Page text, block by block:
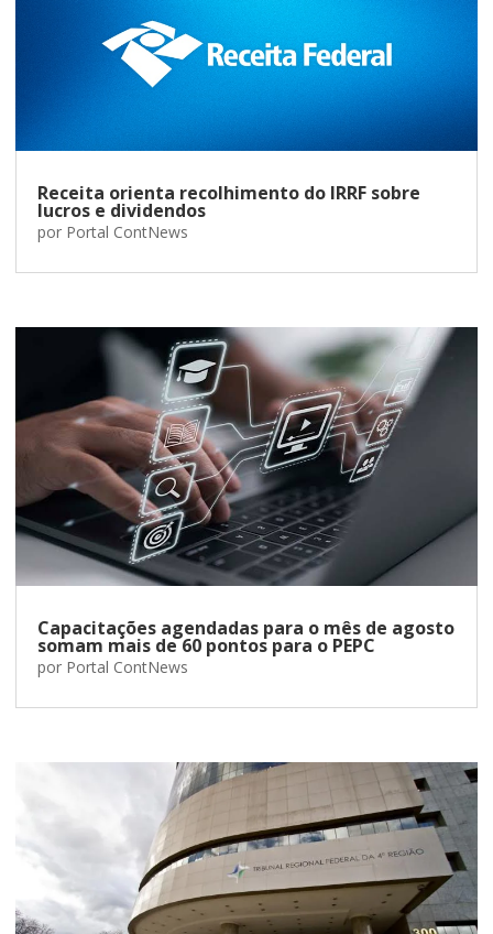
Receita orienta recolhimento do IRRF sobre
lucros e dividendos
por Portal ContNews
Capacitações agendadas para o mês de agosto
somam mais de 60 pontos para o PEPC
por Portal ContNews